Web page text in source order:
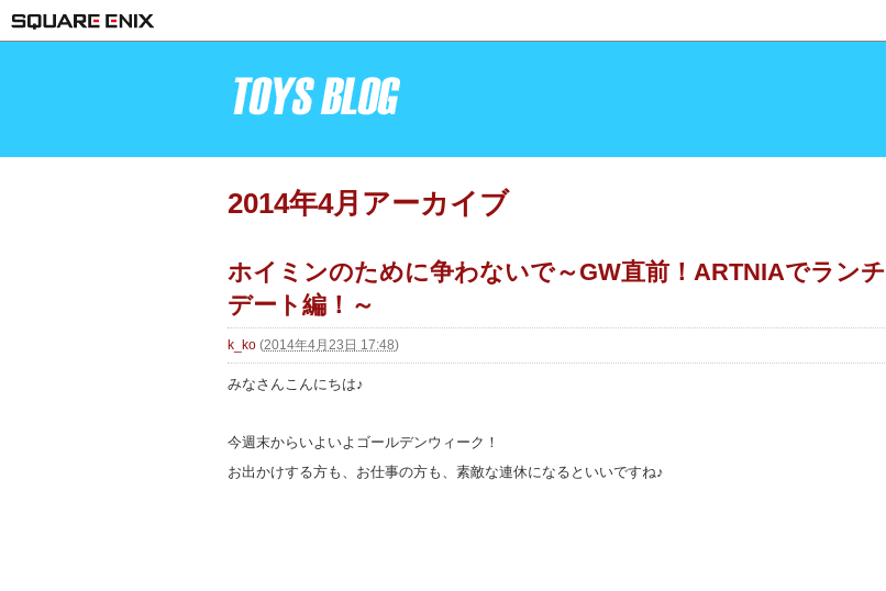
2014年4月アーカイブ
ホイミンのために争わないで～GW直前！ARTNIAでランチ
デート編！～
k_ko (2014年4月23日 17:48)
みなさんこんにちは♪
今週末からいよいよゴールデンウィーク！
お出かけする方も、お仕事の方も、素敵な連休になるといいですね♪